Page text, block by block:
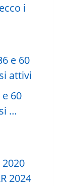
i
60
…